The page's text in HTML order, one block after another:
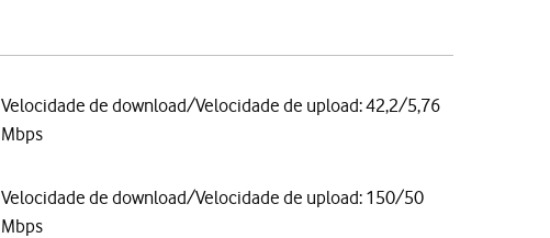
Velocidade de download/Velocidade de upload: 42,2/5,76
Mbps
Velocidade de download/Velocidade de upload: 150/50
Mbps